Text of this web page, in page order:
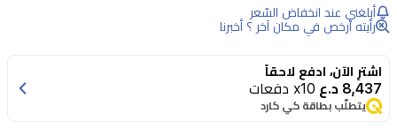
6
في
من
كيج
أبلغني عند انخفاض السّعر
رأيته أرخص في مكان آخر ؟ أخبرنا
اشترِ الآن، ادفع لاحقاً
8,437 د.ع x10 دفعات
يتطلّب بطاقة كي كارد